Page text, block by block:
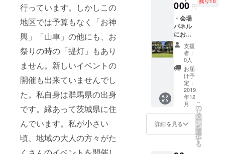
行っています。しかしこの
地区では予算もなく「お神
輿」「山車」の他にも、お
祭りの時の「提灯」もあり
ません。新しいイベントの
開催も出来ていませんでし
た。私自身は群馬県の出身
です。縁あって茨城県に住
んでいます。私が小さい
頃、地域の大人の方々がた
ます。
またイ
ベント
当日の
写真と
子供た
ちから
の寄せ
書きを
同封さ
せて頂
きま
す。
000 円
・会場
パネル
にお名
前を載
せる権
ント当
日の会
場パネ
ルにお
名前を
載せる
権利と
なりま
す。 ※
支援
支援
者：
0人
お届
け予
定：
2019
年12
月
詳細を見る
こ
の
リ
タ
ー
ン
を
選
択
す
る